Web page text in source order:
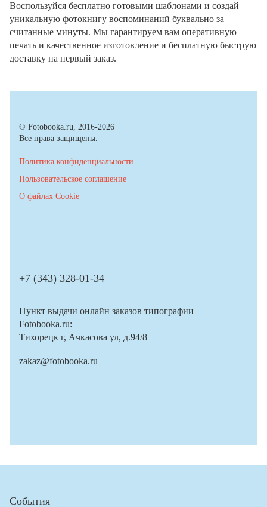
Воспользуйся бесплатно готовыми шаблонами и создай
уникальную фотокнигу воспоминаний буквально за
считанные минуты. Мы гарантируем вам оперативную
печать и качественное изготовление и бесплатную быструю
доставку на первый заказ.
© Fotobooka.ru, 2016-2026
Все права защищены.
Политика конфиденциальности
Пользовательское соглашение
О файлах Cookie
+7 (343) 328-01-34
Пункт выдачи онлайн заказов типографии
Fotobooka.ru:
Тихорецк г, Ачкасова ул, д.94/8
zakaz@fotobooka.ru
События